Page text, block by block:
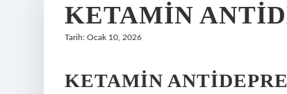
KETAMIN
Tarih: Ocak 10, 2026
KETAMIN